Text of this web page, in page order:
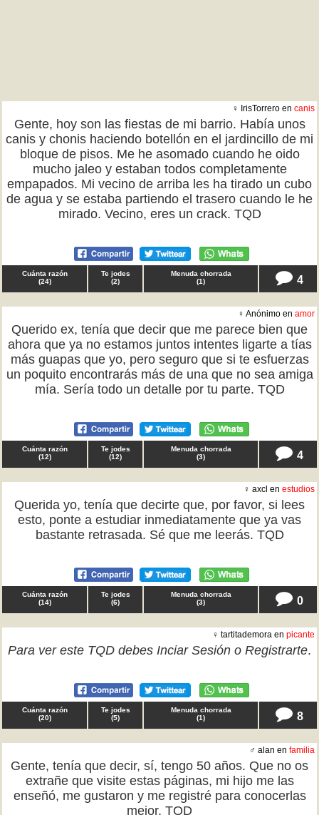
♀ IrisTorrero en canis
Gente, hoy son las fiestas de mi barrio. Había unos
canis y chonis haciendo botellón en el jardincillo de mi
bloque de pisos. Me he asomado cuando he oido
mucho jaleo y estaban todos completamente
empapados. Mi vecino de arriba les ha tirado un cubo
de agua y se estaba partiendo el trasero cuando le he
mirado. Vecino, eres un crack. TQD
Cuánta razón
(24)
Te jodes
(2)
Menuda chorrada
(1) 4
♀ Anónimo en amor
Querido ex, tenía que decir que me parece bien que
ahora que ya no estamos juntos intentes ligarte a tías
más guapas que yo, pero seguro que si te esfuerzas
un poquito encontrarás más de una que no sea amiga
mía. Sería todo un detalle por tu parte. TQD
Cuánta razón
(12)
Te jodes
(12)
Menuda chorrada
(3) 4
♀ axcl en estudios
Querida yo, tenía que decirte que, por favor, si lees
esto, ponte a estudiar inmediatamente que ya vas
bastante retrasada. Sé que me leerás. TQD
Cuánta razón
(14)
Te jodes
(6)
Menuda chorrada
(3) 0
♀ tartitademora en picante
Para ver este TQD debes Inciar Sesión o Registrarte.
Cuánta razón
(20)
Te jodes
(5)
Menuda chorrada
(1) 8
♂ alan en familia
Gente, tenía que decir, sí, tengo 50 años. Que no os
extrañe que visite estas páginas, mi hijo me las
enseñó, me gustaron y me registré para conocerlas
mejor. TQD